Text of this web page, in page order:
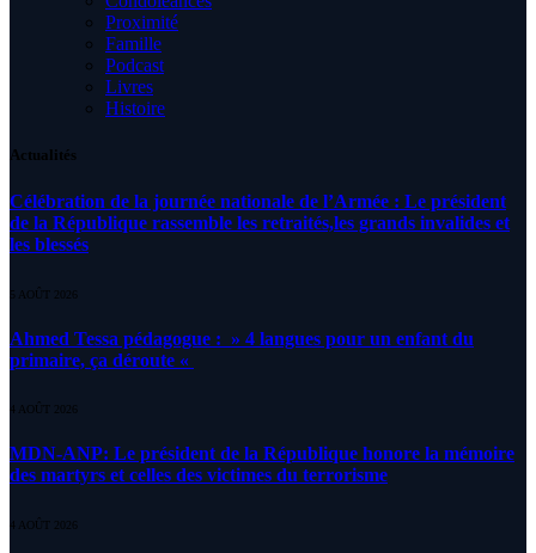
Proximité
Famille
Podcast
Livres
Histoire
Actualités
Célébration de la journée nationale de l’Armée : Le président
de la République rassemble les retraités,les grands invalides et
les blessés
5 AOÛT 2026
Ahmed Tessa pédagogue : » 4 langues pour un enfant du
primaire, ça déroute «
4 AOÛT 2026
MDN-ANP: Le président de la République honore la mémoire
des martyrs et celles des victimes du terrorisme
4 AOÛT 2026